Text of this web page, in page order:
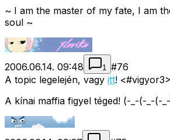
~ I am the master of my fate, I am
soul ~
2006.06.14. 09:48 1 #76
A topic legelején, vagy itt! <#vigyor3>
A kínai maffia figyel téged! (-_-(-_-(-